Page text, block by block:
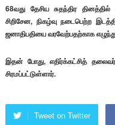
68வது தேசிய சுதந்திர
சிறிசேன, நிகழ்வு நடைபெற்ற
ஜனாதிபதியை வரவேற்பதற்காக
இதன் போது, எதிர்க்கட்சித்
சிரமப்பட்டுள்ளார்.
Tweet on Twitter